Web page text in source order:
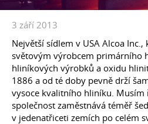
3 září 2013
Největší sídlem v USA Alcoa
světovým výrobcem primárního
hliníkových výrobků a oxidu
1886 a od té doby pevně drží
vysoce kvalitního hliníku. Musím
společnost zaměstnává téměř
v jedenatřiceti zemích po celém